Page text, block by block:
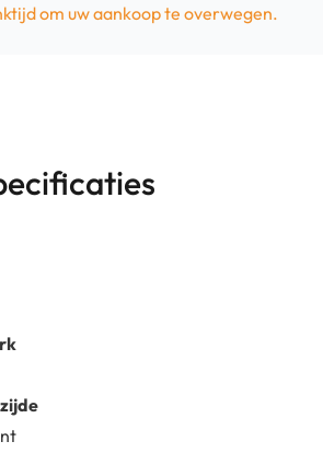
om uw aankoop te overwegen.